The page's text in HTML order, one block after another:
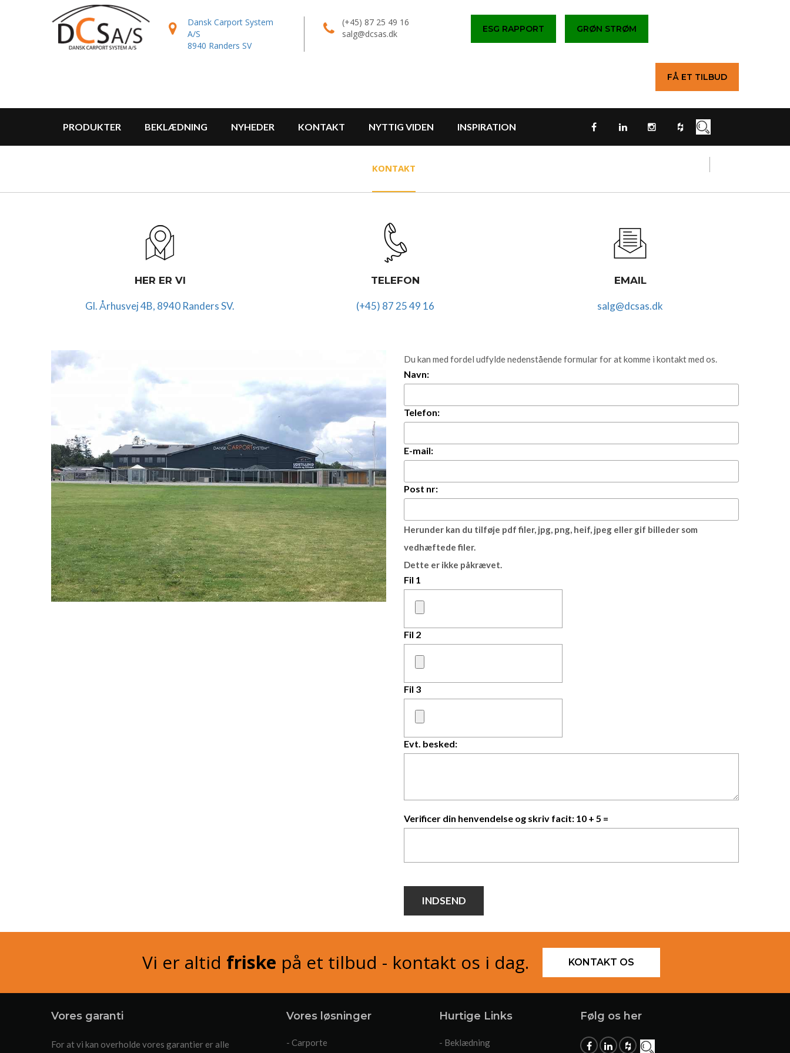
Dansk Carport System
A/S
8940 Randers SV
(+45) 87 25 49 16
salg@dcsas.dk
ESG RAPPORT GRØN STRØM
FÅ ET TILBUD
PRODUKTER BEKLÆDNING NYHEDER KONTAKT NYTTIG VIDEN INSPIRATION
KONTAKT
HER ER VI
Gl. Århusvej 4B, 8940 Randers SV.
TELEFON
(+45) 87 25 49 16
EMAIL
salg@dcsas.dk
Du kan med fordel udfylde nedenstående formular for at komme i kontakt med os.
Navn:
Telefon:
E-mail:
Post nr:
Herunder kan du tilføje pdf filer, jpg, png, heif, jpeg eller gif billeder som
vedhæftede filer.
Dette er ikke påkrævet.
Fil 1
Fil 2
Fil 3
Evt. besked:
Verificer din henvendelse og skriv facit: 10 + 5 =
Vi er altid friske på et tilbud - kontakt os i dag. KONTAKT OS
Vores garanti
For at vi kan overholde vores garantier er alle
Vores løsninger
- Carporte
Hurtige Links
- Beklædning
Følg os her